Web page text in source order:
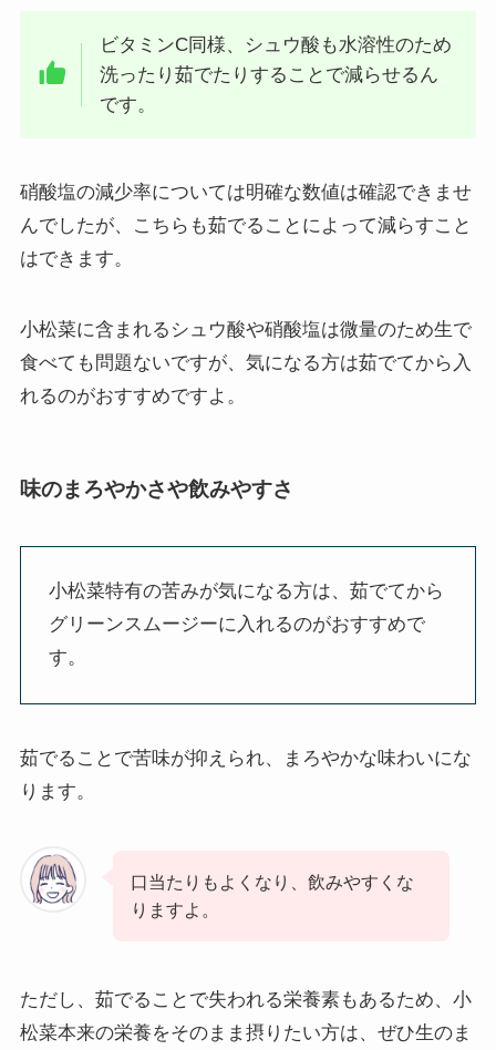
ビタミンC同様、シュウ酸も水溶性のため
洗ったり茹でたりすることで減らせるん
です。
硝酸塩の減少率については明確な数値は確認できませ
んでしたが、こちらも茹でることによって減らすこと
はできます。
小松菜に含まれるシュウ酸や硝酸塩は微量のため生で
食べても問題ないですが、気になる方は茹でてから入
れるのがおすすめですよ。
味のまろやかさや飲みやすさ
小松菜特有の苦みが気になる方は、茹でてから
グリーンスムージーに入れるのがおすすめで
す。
茹でることで苦味が抑えられ、まろやかな味わいにな
ります。
口当たりもよくなり、飲みやすくな
りますよ。
ただし、茹でることで失われる栄養素もあるため、小
松菜本来の栄養をそのまま摂りたい方は、ぜひ生のま